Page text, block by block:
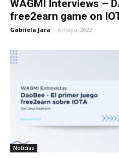
WAGMI Interviews –
free2earn game on
Gabriela Jara - 6 mayo, 2022
Noticias